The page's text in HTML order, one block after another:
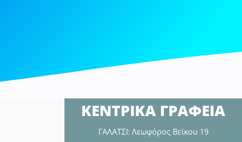
ΚΕΝΤΡΙΚΑ ΓΡΑΦΕΙΑ
ΓΑΛΑΤΣΙ: Λεωφόρος Βεϊκου 19